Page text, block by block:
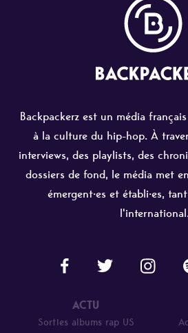
Backpackerz est un média
à la culture du hip-hop. À
interviews, des playlists, des
dossiers de fond, le média met
émergent·es et établi·es,
ACTU
Sorties albums rap US